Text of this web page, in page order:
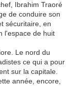
Ibrahim Traoré
de conduire son
sécuritaire, en
l'espace de huit
Le nord du
ce qui a pour
sur la capitale.
année, encore,